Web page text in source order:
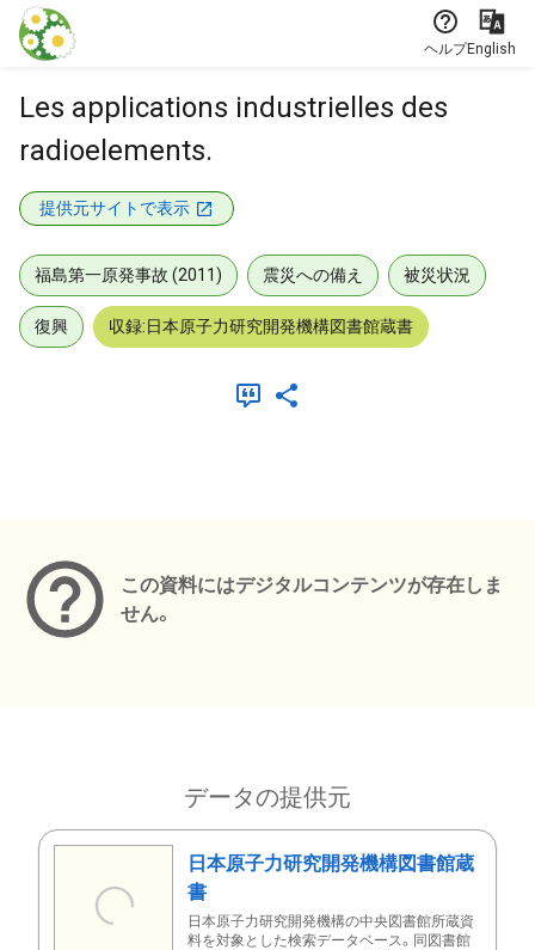
本文に飛ぶ
ヘルプEnglish
Les applications industrielles des
radioelements.
提供元サイトで表示
福島第一原発事故 (2011) 震災への備え 被災状況
復興 収録:日本原子力研究開発機構図書館蔵書
この資料にはデジタルコンテンツが存在しま
せん。
データの提供元
日本原子力研究開発機構図書館蔵
書
日本原子力研究開発機構の中央図書館所蔵資
料を対象とした検索データベース。同図書館